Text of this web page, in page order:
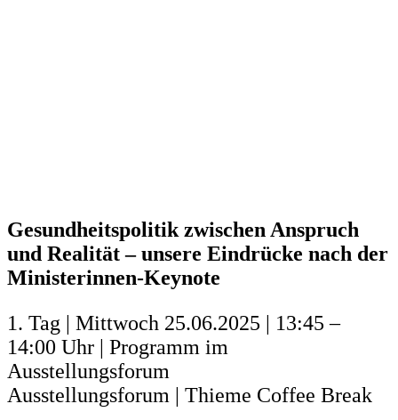
Gesundheitspolitik zwischen Anspruch
und Realität – unsere Eindrücke nach der
Ministerinnen-Keynote
1. Tag | Mittwoch 25.06.2025 | 13:45 –
14:00 Uhr | Programm im
Ausstellungsforum
Ausstellungsforum | Thieme Coffee Break